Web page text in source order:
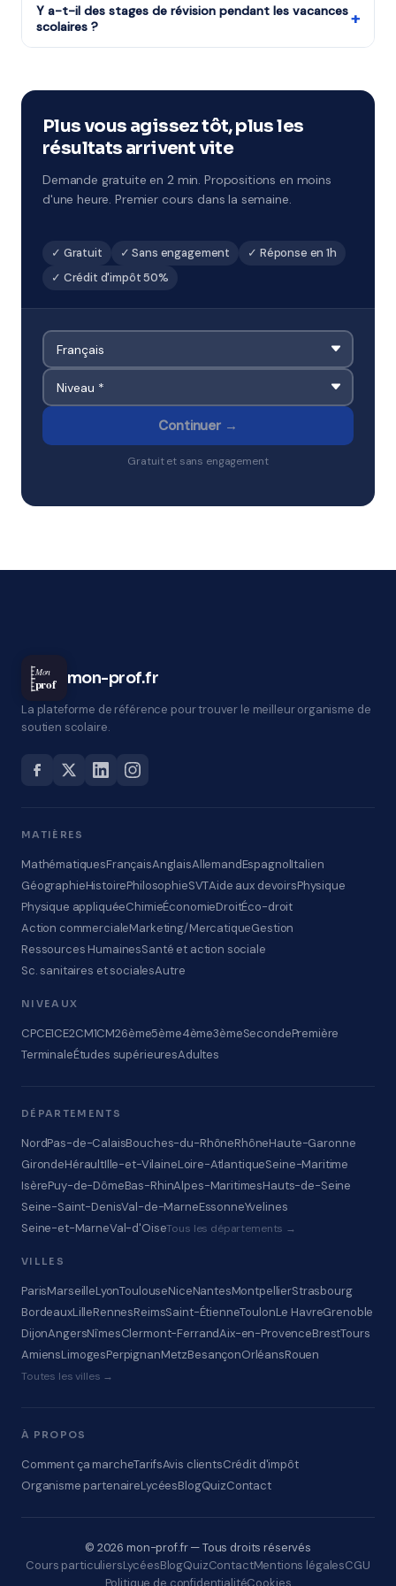
déclaration de revenus.
Terminale, études supérieures et adultes.
Y a-t-il des stages de révision pendant les vacances
scolaires ?
+
Disponibles à Vannes.
Plus vous agissez tôt, plus les
résultats arrivent vite
Demande gratuite en 2 min. Propositions en moins
d'une heure. Premier cours dans la semaine.
✓ Gratuit ✓ Sans engagement
✓ Réponse en 1h
✓ Crédit d'impôt 50%
Continuer →
Gratuit et sans engagement
Mon
prof mon-prof.fr
La plateforme de référence pour trouver le meilleur organisme de
soutien scolaire.
MATIÈRES
MathématiquesFrançaisAnglaisAllemandEspagnolItalien
GéographieHistoirePhilosophieSVTAide aux devoirsPhysique
Physique appliquéeChimieÉconomieDroitÉco-droit
Action commercialeMarketing/MercatiqueGestion
Ressources HumainesSanté et action sociale
Sc. sanitaires et socialesAutre
NIVEAUX
CPCE1CE2CM1CM26ème5ème4ème3èmeSecondePremière
TerminaleÉtudes supérieuresAdultes
DÉPARTEMENTS
NordPas-de-CalaisBouches-du-RhôneRhôneHaute-Garonne
GirondeHéraultIlle-et-VilaineLoire-AtlantiqueSeine-Maritime
IsèrePuy-de-DômeBas-RhinAlpes-MaritimesHauts-de-Seine
Seine-Saint-DenisVal-de-MarneEssonneYvelines
Seine-et-MarneVal-d'OiseTous les départements →
VILLES
ParisMarseilleLyonToulouseNiceNantesMontpellierStrasbourg
BordeauxLilleRennesReimsSaint-ÉtienneToulonLe HavreGrenoble
DijonAngersNîmesClermont-FerrandAix-en-ProvenceBrestTours
AmiensLimogesPerpignanMetzBesançonOrléansRouen
Toutes les villes →
À PROPOS
Comment ça marcheTarifsAvis clientsCrédit d'impôt
Organisme partenaireLycéesBlogQuizContact
© 2026 mon-prof.fr — Tous droits réservés
Cours particuliersLycéesBlogQuizContactMentions légalesCGU
Politique de confidentialitéCookies